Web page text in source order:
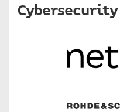
Cybersecurity